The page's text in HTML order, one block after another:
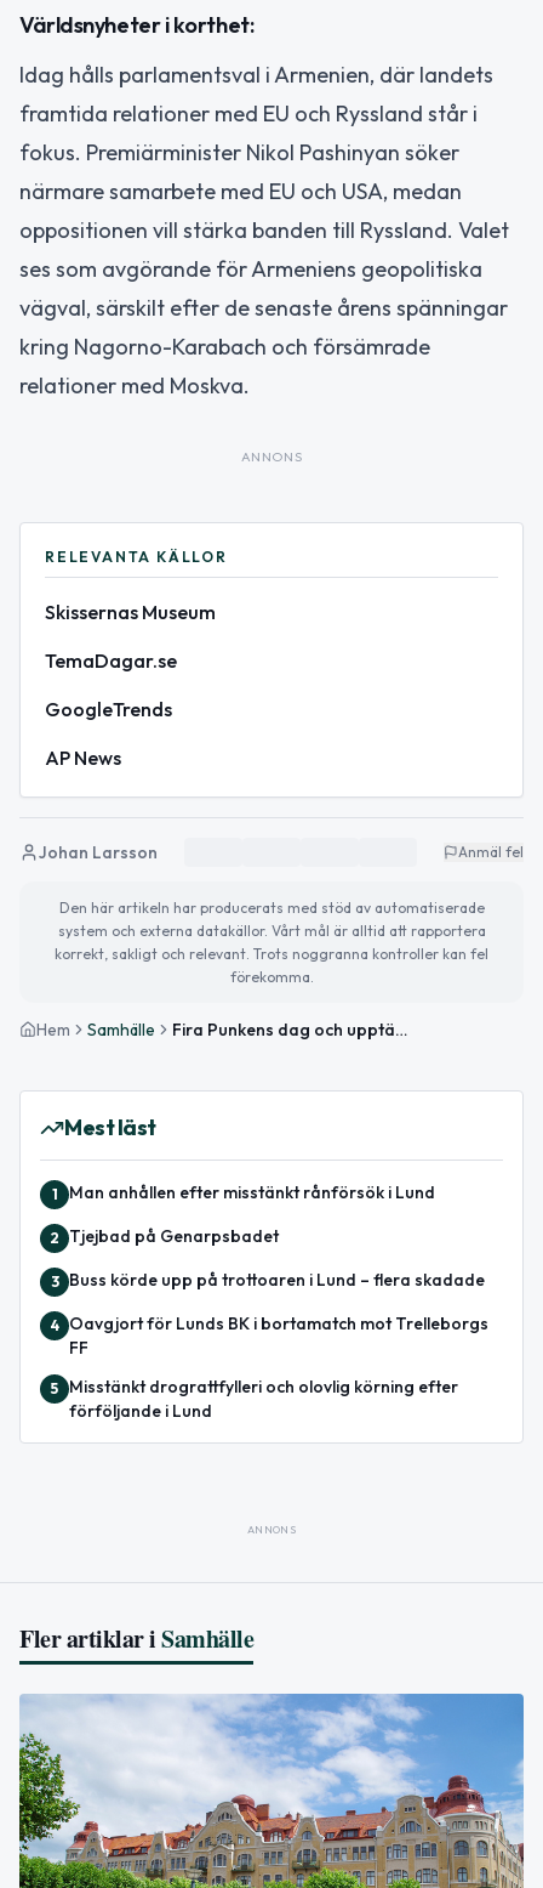
Världsnyheter i korthet:
Idag hålls parlamentsval i Armenien, där landets
framtida relationer med EU och Ryssland står i
fokus. Premiärminister Nikol Pashinyan söker
närmare samarbete med EU och USA, medan
oppositionen vill stärka banden till Ryssland. Valet
ses som avgörande för Armeniens geopolitiska
vägval, särskilt efter de senaste årens spänningar
kring Nagorno-Karabach och försämrade
relationer med Moskva.
ANNONS
RELEVANTA KÄLLOR
Skissernas Museum
TemaDagar.se
GoogleTrends
AP News
Johan Larsson Anmäl fel
Den här artikeln har producerats med stöd av automatiserade
system och externa datakällor. Vårt mål är alltid att rapportera
korrekt, sakligt och relevant. Trots noggranna kontroller kan fel
förekomma.
Hem Samhälle Fira Punkens dag och upptäck queera berättelser på Skissernas Museum
Mest läst
1 Man anhållen efter misstänkt rånförsök i Lund
2 Tjejbad på Genarpsbadet
3 Buss körde upp på trottoaren i Lund – flera skadade
4
Oavgjort för Lunds BK i bortamatch mot Trelleborgs
FF
5
Misstänkt drograttfylleri och olovlig körning efter
förföljande i Lund
ANNONS
Fler artiklar iSamhälle